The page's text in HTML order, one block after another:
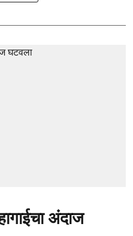
अंदाज